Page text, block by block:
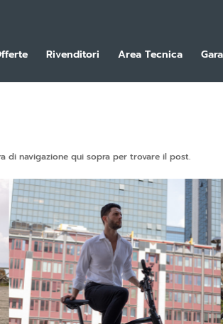
Rivenditori Area Tecnica
di navigazione qui sopra per trovare il post.